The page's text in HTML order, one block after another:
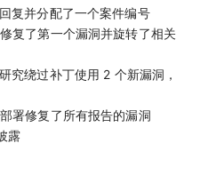
复并分配了一个案件编号
复了第一个漏洞并旋转了相关
究绕过补丁使用 2 个新漏洞，
署修复了所有报告的漏洞
露